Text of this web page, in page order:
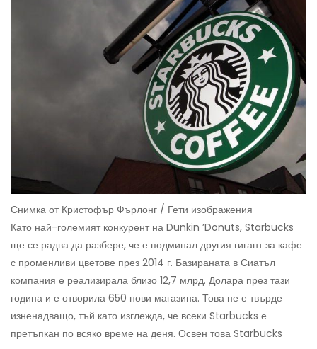
Снимка от Кристофър Фърлонг / Гети изображения
Като най-големият конкурент на Dunkin ’Donuts, Starbucks
ще се радва да разбере, че е подминал другия гигант за кафе
с променливи цветове през 2014 г. Базираната в Сиатъл
компания е реализирала близо 12,7 млрд. Долара през тази
година и е отворила 650 нови магазина. Това не е твърде
изненадващо, тъй като изглежда, че всеки Starbucks е
претъпкан по всяко време на деня. Освен това Starbucks